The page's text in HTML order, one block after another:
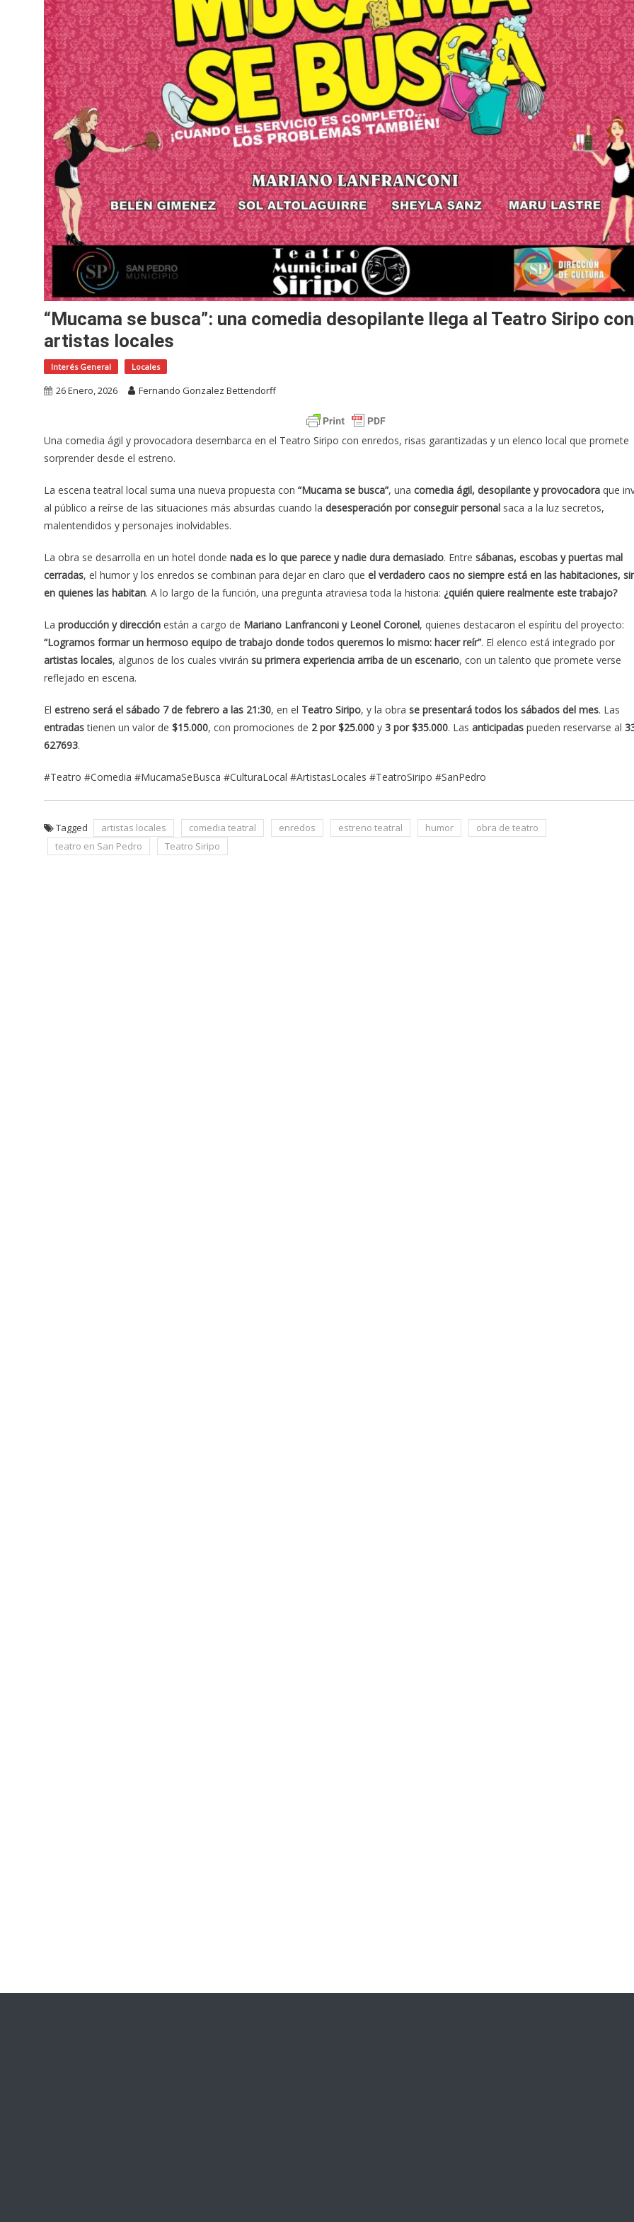
“Mucama se busca”: una comedia desopilante llega al Teatro Siripo con
artistas locales
Interés General Locales
26 Enero, 2026 Fernando Gonzalez Bettendorff
Una comedia ágil y provocadora desembarca en el Teatro Siripo con enredos, risas garantizadas y un elenco local que promete
sorprender desde el estreno.
La escena teatral local suma una nueva propuesta con “Mucama se busca”, una comedia ágil, desopilante y provocadora que
al público a reírse de las situaciones más absurdas cuando la desesperación por conseguir personal saca a la luz secretos,
malentendidos y personajes inolvidables.
La obra se desarrolla en un hotel donde nada es lo que parece y nadie dura demasiado. Entre sábanas, escobas y puertas mal
cerradas, el humor y los enredos se combinan para dejar en claro que el verdadero caos no siempre está en las habitaciones,
en quienes las habitan. A lo largo de la función, una pregunta atraviesa toda la historia: ¿quién quiere realmente este trabajo?
La producción y dirección están a cargo de Mariano Lanfranconi y Leonel Coronel, quienes destacaron el espíritu del proyecto:
“Logramos formar un hermoso equipo de trabajo donde todos queremos lo mismo: hacer reír”. El elenco está integrado por
artistas locales, algunos de los cuales vivirán su primera experiencia arriba de un escenario, con un talento que promete verse
reflejado en escena.
El estreno será el sábado 7 de febrero a las 21:30, en el Teatro Siripo, y la obra se presentará todos los sábados del mes. Las
entradastienen un valor de $15.000, con promociones de 2 por $25.000 y 3 por $35.000. Las anticipadas pueden reservarse al
627693.
#Teatro #Comedia #MucamaSeBusca #CulturaLocal #ArtistasLocales #TeatroSiripo #SanPedro
Tagged artistas locales comedia teatral enredos estreno teatral humor
obra de teatro
teatro en San Pedro
Teatro Siripo